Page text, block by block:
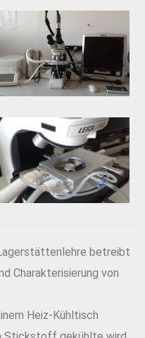
betreibt
Charakterisierung von
Heiz-Kühltisch